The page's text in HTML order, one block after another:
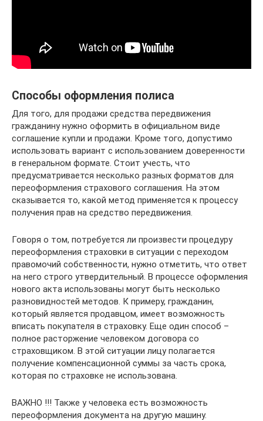
Способы оформления полиса
Для того, для продажи средства передвижения
гражданину нужно оформить в официальном виде
соглашение купли и продажи. Кроме того, допустимо
использовать вариант с использованием доверенности
в генеральном формате. Стоит учесть, что
предусматривается несколько разных форматов для
переоформления страхового соглашения. На этом
сказывается то, какой метод применяется к процессу
получения прав на средство передвижения.
Говоря о том, потребуется ли произвести процедуру
переоформления страховки в ситуации с переходом
правомочий собственности, нужно отметить, что ответ
на него строго утвердительный. В процессе оформления
нового акта использованы могут быть несколько
разновидностей методов. К примеру, гражданин,
который является продавцом, имеет возможность
вписать покупателя в страховку. Еще один способ –
полное расторжение человеком договора со
страховщиком. В этой ситуации лицу полагается
получение компенсационной суммы за часть срока,
которая по страховке не использована.
ВАЖНО !!! Также у человека есть возможность
переоформления документа на другую машину.